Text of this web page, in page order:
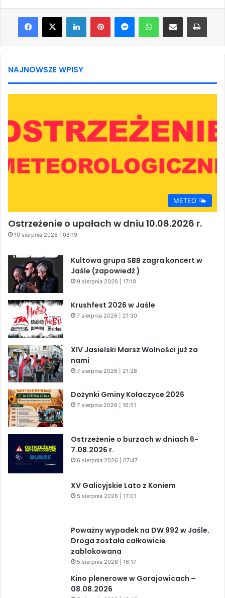
Facebook
X LinkedInPinterestMessengerWhatsAppShare via Email Print
NAJNOWSZE WPISY
METEO 🌤️
Ostrzeżenie o upałach w dniu 10.08.2026 r.
10 sierpnia 2026 | 08:19
Kultowa grupa SBB zagra koncert w
Jaśle (zapowiedź )
9 sierpnia 2026 | 17:10
Krushfest 2026 w Jaśle
7 sierpnia 2026 | 21:30
XIV Jasielski Marsz Wolności już za
nami
7 sierpnia 2026 | 21:28
Dożynki Gminy Kołaczyce 2026
7 sierpnia 2026 | 16:51
Ostrzeżenie o burzach w dniach 6-
7.08.2026 r.
6 sierpnia 2026 | 07:47
XV Galicyjskie Lato z Koniem
5 sierpnia 2026 | 17:01
Poważny wypadek na DW 992 w Jaśle.
Droga została całkowicie
zablokowana
5 sierpnia 2026 | 16:17
Kino plenerowe w Gorajowicach –
08.08.2026